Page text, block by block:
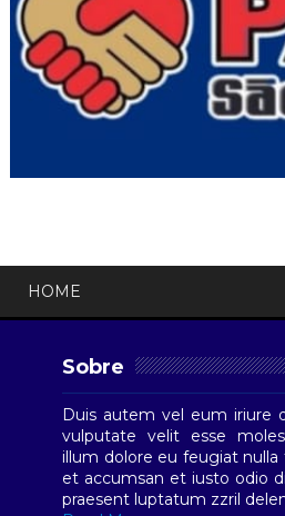
HOME
Sobre
Duis autem vel eum iriure
vulputate velit esse
illum dolore eu feugiat nulla
et accumsan et iusto odio
praesent luptatum zzril